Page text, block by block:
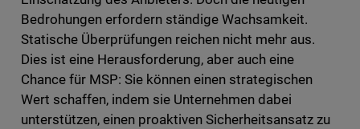
Bedrohungen erfordern ständige Wachsamkeit.
Statische Überprüfungen reichen nicht mehr aus.
Dies ist eine Herausforderung, aber auch eine
Chance für MSP: Sie können einen strategischen
Wert schaffen, indem sie Unternehmen dabei
unterstützen, einen proaktiven Sicherheitsansatz zu